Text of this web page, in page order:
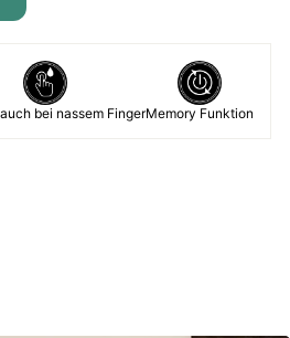
bei nassem FingerMemory Funktion